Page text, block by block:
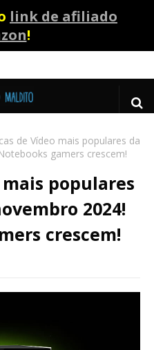
link de afiliado
!
de Vídeo mais populares da
gamers crescem!
populares
2024!
crescem!